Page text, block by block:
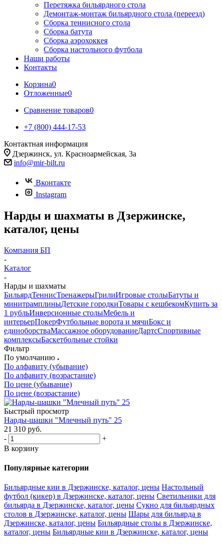
Перетяжка бильярдного стола
Демонтаж-монтаж бильярдного стола (переезд)
Сборка теннисного стола
Сборка батута
Сборка аэрохоккея
Сборка настольного футбола
Наши работы
Контакты
Корзина0
Отложенные0
Сравнение товаров0
+7 (800) 444-17-53
Контактная информация
Дзержинск, ул. Красноармейская, 3а
info@mir-bilt.ru
Вконтакте
Instagram
Нарды и шахматы в Дзержинске,
каталог, цены
Компания БП
-
Каталог
-
Нарды и шахматы
БильярдТеннисТренажерыГрилиИгровые столыБатуты и
минитрамплиныДетские городкиТовары с кешбекомКупить за
1 рубльИнверсионные столыМебель и
интерьерПокерФутбольные ворота и мячиБокс и
единоборстваМассажное оборудованиеДартсСпортивные
комплексыБаскетбольные стойки
Фильтр
По умолчанию
По алфавиту (убывание)
По алфавиту (возрастание)
По цене (убывание)
По цене (возрастание)
Быстрый просмотр
Нарды-шашки "Млечный путь" 25
21 310 руб.
-
+
В корзину
Популярные категории
Бильярдные кии в Дзержинске, каталог, цены Настольный
футбол (кикер) в Дзержинске, каталог, цены Светильники для
бильярда в Дзержинске, каталог, цены Сукно для бильярдных
столов в Дзержинске, каталог, цены Шары для бильярда в
Дзержинске, каталог, цены Бильярдные столы в Дзержинске,
каталог, цены Бильярдные кии в Дзержинске, каталог, цены